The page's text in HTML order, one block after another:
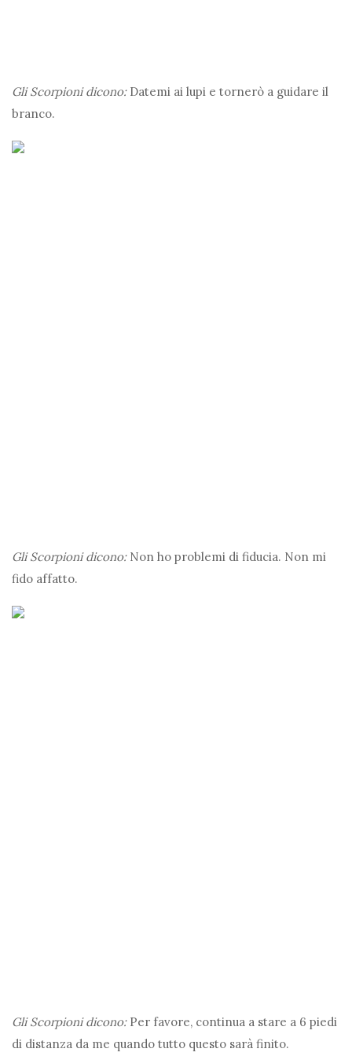
Gli Scorpioni dicono:Datemi ai lupi e tornerò a guidare il
branco.
Gli Scorpioni dicono:Non ho problemi di fiducia. Non mi
fido affatto.
Gli Scorpioni dicono:Per favore, continua a stare a 6 piedi
di distanza da me quando tutto questo sarà finito.